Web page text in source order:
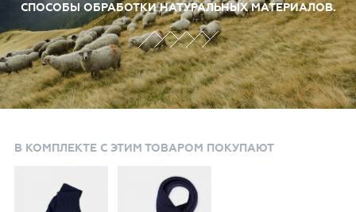
СПОСОБЫ ОБРАБОТКИ НАТУРАЛЬНЫХ МАТЕРИАЛОВ.
В КОМПЛЕКТЕ С ЭТИМ ТОВАРОМ ПОКУПАЮТ